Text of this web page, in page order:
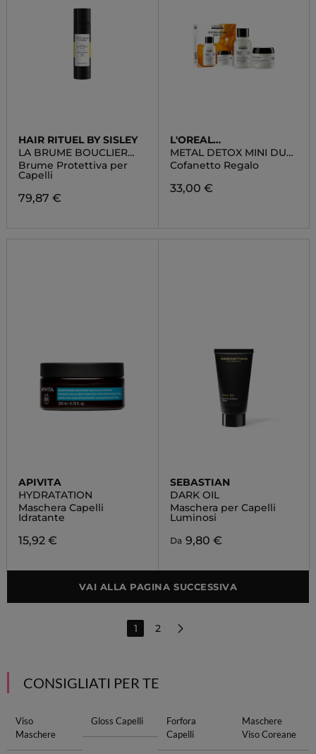
HAIR RITUEL BY SISLEY
LA BRUME BOUCLIER
PROTECTION
Brume Protettiva per
Capelli
79,87 €
L'OREAL
PROFESSIONNEL
METAL DETOX MINI DUO
KIT
Cofanetto Regalo
33,00 €
APIVITA
HYDRATATION
Maschera Capelli
Idratante
15,92 €
SEBASTIAN
DARK OIL
Maschera per Capelli
Luminosi
Da 9,80 €
VAI ALLA PAGINA SUCCESSIVA
1 2
CONSIGLIATI PER TE
Viso
Maschere
Gloss Capelli
Forfora
Capelli
Maschere
Viso Coreane